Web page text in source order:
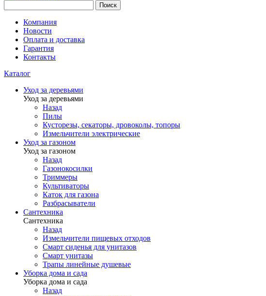
Поиск
Компания
Новости
Оплата и доставка
Гарантия
Контакты
Каталог
Уход за деревьями
Уход за деревьями
Назад
Пилы
Кусторезы, секаторы, дровоколы, топоры
Измельчители электрические
Уход за газоном
Уход за газоном
Назад
Газонокосилки
Триммеры
Культиваторы
Каток для газона
Разбрасыватели
Сантехника
Сантехника
Назад
Измельчители пищевых отходов
Смарт сиденья для унитазов
Смарт унитазы
Трапы линейные душевые
Уборка дома и сада
Уборка дома и сада
Назад